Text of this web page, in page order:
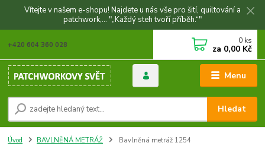
Vítejte v našem e-shopu! Najdete u nás vše pro šití, quiltování a
patchwork,... "„Každý steh tvoří příběh.“"
Menu
Hledat
+420 604 360 028 0 ks
za 0,00 Kč
Úvod BAVLNĚNÁ METRÁŽ Bavlněná metráž 1254